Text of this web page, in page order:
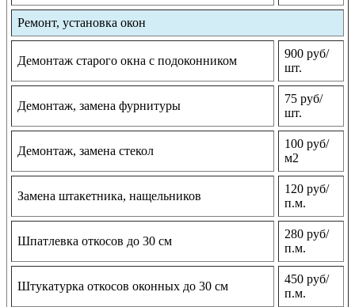
Ремонт, установка окон
Демонтаж старого окна с подоконником
900 руб/
шт.
Демонтаж, замена фурнитуры
75 руб/
шт.
Демонтаж, замена стекол
100 руб/
м2
Замена штакетника, нащельников
120 руб/
п.м.
Шпатлевка откосов до 30 см
280 руб/
п.м.
Штукатурка откосов оконных до 30 см
450 руб/
п.м.